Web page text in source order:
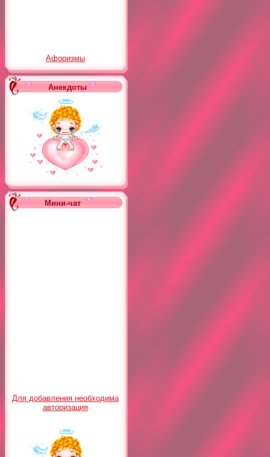
Афоризмы
Анекдоты
Мини-чат
Для добавления необходима
авторизация